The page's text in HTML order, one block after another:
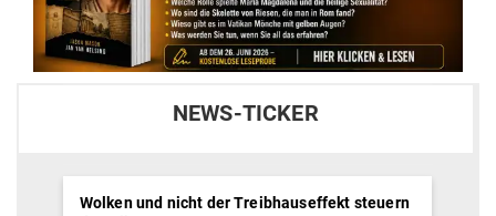
NEWS-TICKER
Wolken und nicht der Treibhauseffekt steuern